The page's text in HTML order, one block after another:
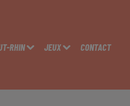
RHIN JEUX CONTACT